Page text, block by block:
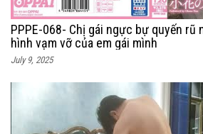
PPPE-068- Chị gái ngực bự quyến
hình vạm vỡ của em gái mình
July 9, 2025